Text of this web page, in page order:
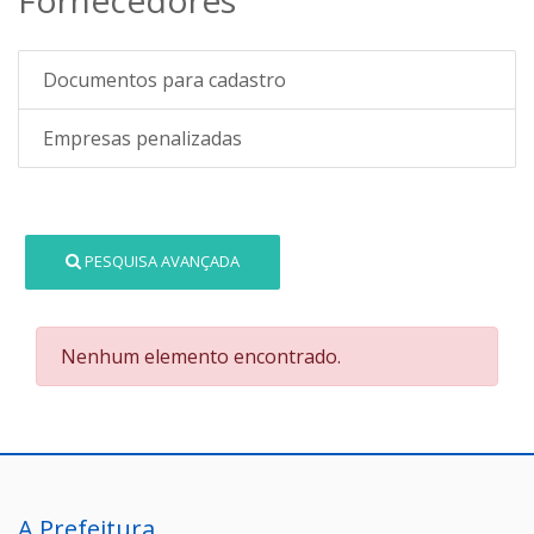
Documentos para cadastro
Empresas penalizadas
PESQUISA AVANÇADA
Nenhum elemento encontrado.